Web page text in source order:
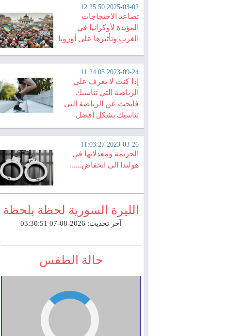
2025-03-02 12:25:50
تصاعد الاحتجاجات
المؤيدة لأوكرانيا في
الغرب وتأثيرها على أوروبا
2023-09-24 11:24:05
إذا كنت لا تعرف على
الرياضة التي تناسبك
فابحث عن الرياضة التي
تناسبك بشكل أفضل
2023-03-26 11:03:27
الجريمة ومعدلاتها في
هولندا الى انخفاض......
الليرة السورية لحظة بلحظة
آخر تحديث: 2026-08-07 03:30:51
حالة الطقس